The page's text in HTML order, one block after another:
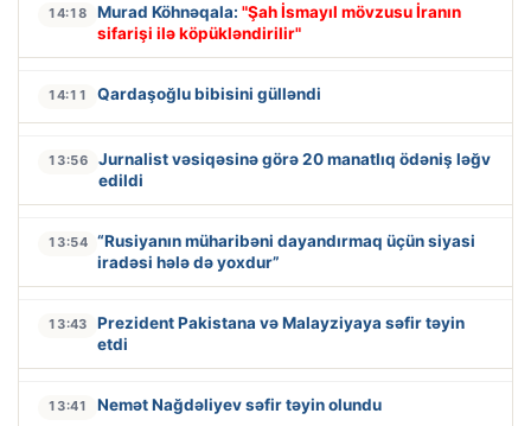
14:18 Murad Köhnəqala: "Şah İsmayıl mövzusu İranın
sifarişi ilə köpükləndirilir"
14:11 Qardaşoğlu bibisini gülləndi
13:56
Jurnalist vəsiqəsinə görə 20 manatlıq ödəniş ləğv
edildi
13:54 “Rusiyanın müharibəni dayandırmaq üçün siyasi
iradəsi hələ də yoxdur”
13:43
Prezident Pakistana və Malayziyaya səfir təyin
etdi
13:41 Nemət Nağdəliyev səfir təyin olundu